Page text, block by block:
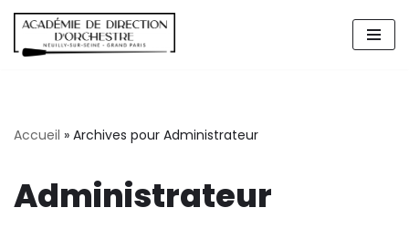
Aller
Accueil » Archives pour Administrateur
Administrateur